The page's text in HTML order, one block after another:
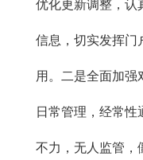
优化更新调整，认
信息，切实发挥门
用。二是全面加强
日常管理，经常
不力，无人监管，